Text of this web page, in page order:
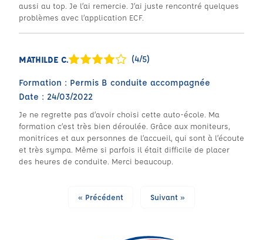
aussi au top. Je l’ai remercie. J’ai juste rencontré quelques
problèmes avec l’application ECF.
MATHILDE C. (4/5)
Formation : Permis B conduite accompagnée
Date : 24/03/2022
Je ne regrette pas d’avoir choisi cette auto-école. Ma
formation c’est très bien déroulée. Grâce aux moniteurs,
monitrices et aux personnes de l’accueil, qui sont à l’écoute
et très sympa. Même si parfois il était difficile de placer
des heures de conduite. Merci beaucoup.
« Précédent Suivant »